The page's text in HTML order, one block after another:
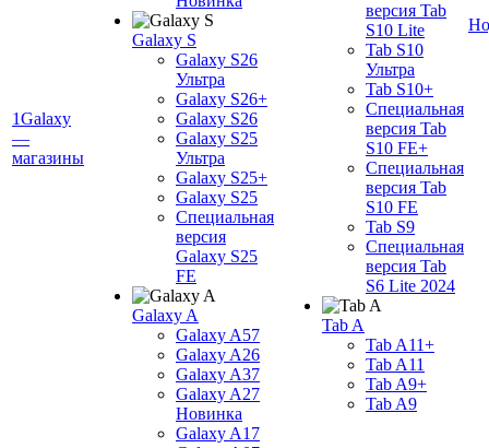
1Galaxy
—
магазины
Galaxy S
Galaxy S26
Ультра
Galaxy S26+
Galaxy S26
Galaxy S25
Ультра
Galaxy S25+
Galaxy S25
Специальная
версия
Galaxy S25
FE
Galaxy A
Galaxy A57
Galaxy A26
Galaxy A37
Galaxy A27
Новинка
Galaxy A17
версия Tab
S10 Lite
Tab S10
Ультра
Tab S10+
Специальная
версия Tab
S10 FE+
Специальная
версия Tab
S10 FE
Tab S9
Специальная
версия Tab
S6 Lite 2024
Tab A
Tab A11+
Tab A11
Tab A9+
Tab A9